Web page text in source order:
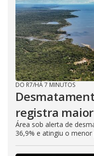
DO R7/HÁ 7 MINUTOS
registra
Área sob alerta de
36,9% e atingiu o